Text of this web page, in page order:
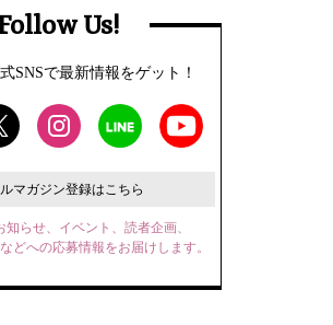
Us!
SNSで最新情報をゲット！
マガジン登録はこちら
知らせ、イベント、読者企画、
どへの応募情報をお届けします。